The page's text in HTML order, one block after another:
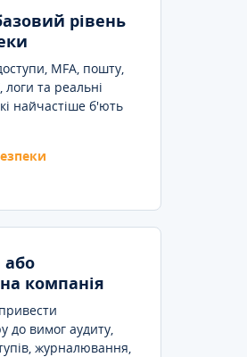
рівень
MFA, пошту,
логи та реальні
найчастіше б'ють
або
компанія
до вимог аудиту,
журналювання,